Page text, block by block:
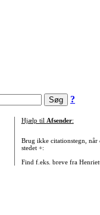
?
Hjælp til Afsender:
Brug ikke citationstegn, når
stedet +:
Find f.eks. breve fra